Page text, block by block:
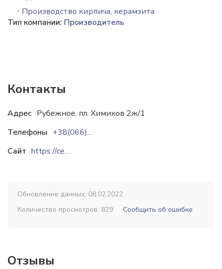
Производство кирпича, керамзита
Тип компании: Производитель
Контакты
Адрес Рубежное, пл. Химиков 2ж/1
Телефоны
+38(066)0199484
Сайт
https://ceglyar.at.ua
Обновление данных: 08.02.2022
Количество просмотров: 829
Сообщить об ошибке
Отзывы